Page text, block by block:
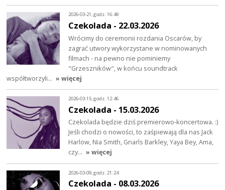
2026-03-21, godz. 16:49
Czekolada - 22.03.2026
Wrócimy do ceremonii rozdania Oscarów, by
zagrać utwory wykorzystane w nominowanych
filmach - na pewno nie pominiemy
"Grzeszników", w końcu soundtrack
współtworzyli… » więcej
2026-03-15, godz. 12:46
Czekolada - 15.03.2026
Czekolada będzie dziś premierowo-koncertowa. :)
Jeśli chodzi o nowości, to zaśpiewają dla nas Jack
Harlow, Nia Smith, Gnarls Barkley, Yaya Bey, Ama,
czy… » więcej
2026-03-09, godz. 21:24
Czekolada - 08.03.2026